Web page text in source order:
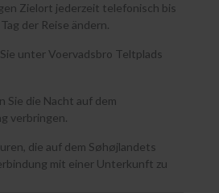
Zielort jederzeit telefonisch bis
der Reise ändern.
unter Voervadsbro Teltplads
Sie die Nacht auf dem
verbringen.
die auf dem Søhøjlandets
mit einer Unterkunft zu